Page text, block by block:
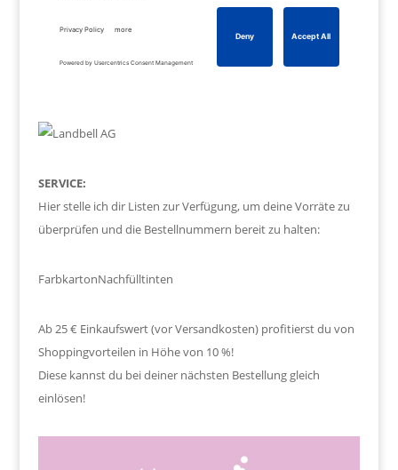
SERVICE:
Hier stelle ich dir Listen zur Verfügung, um deine Vorräte zu
überprüfen und die Bestellnummern bereit zu halten:
FarbkartonNachfülltinten
Ab 25 € Einkaufswert (vor Versandkosten) profitierst du von
Shoppingvorteilen in Höhe von 10 %!
Diese kannst du bei deiner nächsten Bestellung gleich
einlösen!